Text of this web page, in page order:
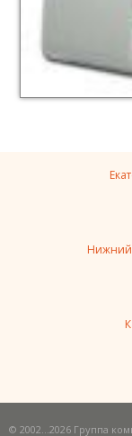
Нижний
© 2002…2026 Группа